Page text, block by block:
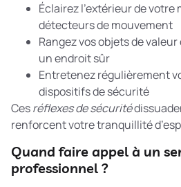
Éclairez l’extérieur de votre
détecteurs de mouvement
Rangez vos objets de
un endroit sûr
Entretenez régulièrement
dispositifs de sécurité
Cesréflexes de sécurité
renforcent votre tranquillité
Quand faire appel à un
professionnel ?